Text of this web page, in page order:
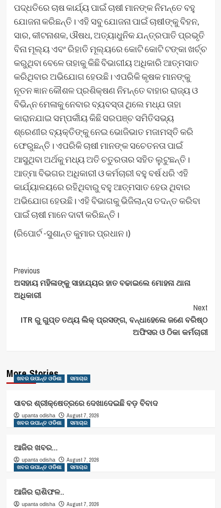
ପଦ୍ଧତିରେ ଚାଷ କାର୍ଯ୍ୟ ପାଇଁ ଚାଷୀ ମାନଙ୍କ ନିମନ୍ତେ ବହୁ
ଯୋଜନା କରିଛନ୍ତି। ଏହି ସବୁ ଯୋଜନା ପାଇଁ ଚାଷୀଙ୍କୁ ବିହନ,
ସାର, କୀଟନାଶକ, ଔଷଧ, ଅତ୍ୟାଧୁନିକ ଯନ୍ତ୍ରପାତି ପ୍ରଭୃତି
ବିନା ମୂଲ୍ୟ ଏବଂ ରିହାତି ମୂଲ୍ୟରେ କୋଟି କୋଟି ଟଙ୍କା ଖର୍ଚ୍ଚ
କରୁଥିବା ବେଳେ ତାହାକୁ କିଛି ବିଭାଗୀୟ ଅଧିକାରି ଆତ୍ମସାତ
କରିଥିବାର ଅଭିଯୋଗ ହେଉଛି। ଏପରିକି କୃଷକ ମାନଙ୍କୁ
ନୂତନ ଜ୍ଞାନ କୌଶଳ ପ୍ରଶିକ୍ଷଣ ନିମନ୍ତେ ବାହାର ରାଜ୍ୟ ଓ
ବିଭିନ୍ନ ମେଳାକୁ ନେବାର ବ୍ୟବସ୍ତା ଥିଲେ ମଧ୍ଯ ତାହା
କାରାନଯାଇ ସମ୍ପର୍କୀୟ କିଛି ସରପଞ୍ଚ ସମିତିସଭ୍ୟ
ଶ୍ରେଣୀର ବ୍ୟକ୍ତିଙ୍କୁ ନେଇ ଭୋଜିଭାତ ମଜାମସ୍ତି କରି
ଫେରୁଛନ୍ତି। ଏପରିକି ଚାଷୀ ମାନଙ୍କ ସଚେତନତା ପାଇଁ
ଆସୁଥିବା ଅର୍ଥକୁ ମଧ୍ୟ ଅତି ଚତୁରତାର ସହିତ ଲୁଟୁଛନ୍ତି।
ଆତ୍ମା ବିଭଗର ଅଧିକାରୀ ଓ କର୍ମଚାରୀ ବହୁ ବର୍ଷ ଧରି ଏହି
କାର୍ଯ୍ୟାଳୟରେ ରହିଥିବାରୁ ବହୁ ଆତ୍ମସାତ ହେଉ ଥିବାର
ଅଭିଯୋଗ ହେଉଛି। ଏହି ବିଭାଗକୁ ଭିଜିଲାନ୍ସ ତଦନ୍ତ କରିବା
ପାଇଁ ଚାଷୀ ମାନେ ଦାବୀ କରିଛନ୍ତି।
(ରିପୋର୍ଟ -ସୁଶାନ୍ତ କୁମାର ପ୍ରଧାନ।)
Post
Navigation
Previous
ଅସହାୟ ମହିଳାଙ୍କୁ ସାହାଯ୍ୟର ହାତ ବଢାଇଲେ ମୋହନା ଥାନା
ଅଧିକାରୀ
Next
ITR ରୁ ଗୁପ୍ତ ତଥ୍ୟ ଲିକ୍ ପ୍ରସଙ୍ଗ, ବନ୍ଧାହେଲେ ଜଣେ ବରିଷ୍ଠ
ଅଫିସର ଓ ଠିକା କର୍ମଚାରୀ
More Stories
ଖବର ଉପାନ୍ତ ଓଡିଶା ସମାଚାର
ସାବର ଶ୍ରୀକ୍ଷେତ୍ରରେ ଦେଖାଦେଇଛି ବଡ଼ ବିବାଦ
upanta odisha
August 7, 2026
ଖବର ଉପାନ୍ତ ଓଡିଶା
ସମାଚାର
ଆଜିର ଖବର…
upanta odisha
August 7, 2026
ଖବର ଉପାନ୍ତ ଓଡିଶା
ସମାଚାର
ଆଜିର ରାଶିଫଳ..
upanta odisha August 7, 2026